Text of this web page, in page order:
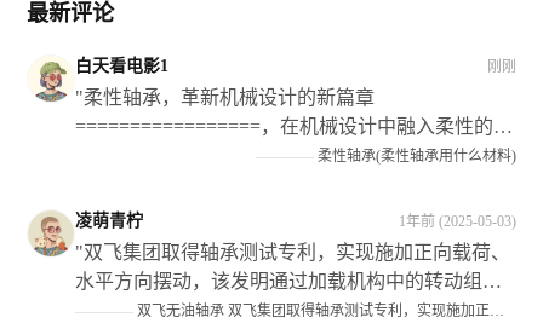
最新评论
白天看电影1 刚刚
"柔性轴承，革新机械设计的新篇章
=================，在机械设计中融入柔性的理
念和技术手段已经成为当前的发展趋势之一；而在
愈发重要的角色。**它们不仅为机械设备提供了灵
活的转动和支撑作用**，还显著提升了设备的运行
效率和可靠性以及使用寿命等性能指标此外也为企
业带来了可观的经济效益和社会效益"
————柔性轴承(柔性轴承用什么材料)
凌萌青柠 1年前 (2025-05-03)
"双飞集团取得轴承测试专利，实现施加正向载荷、
水平方向摆动，该发明通过加载机构中的转动组件
调节了升降油缸在试验组上的位置关系；当对实验
———— 双飞无油轴承 双飞集团取得轴承测试专利，实现施加正向载荷，水平方向摆动，满足工况需求